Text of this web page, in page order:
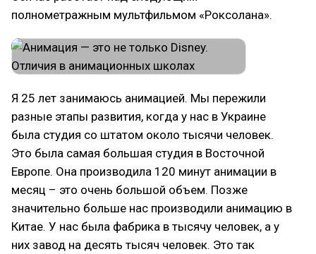
полнометражным мультфильмом «Роксолана».
Я 25 лет занимаюсь анимацией. Мы пережили
разные этапы развития, когда у нас в Украине
была студия со штатом около тысячи человек.
Это была самая большая студия в Восточной
Европе. Она производила 120 минут анимации в
месяц – это очень большой объем. Позже
значительно больше нас производили анимацию в
Китае. У нас была фабрика в тысячу человек, а у
них завод на десять тысяч человек. Это так